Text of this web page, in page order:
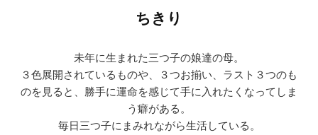
ちきり
未年に生まれた三つ子の娘達の母。
３色展開されているものや、３つお揃い、ラスト３つのも
のを見ると、勝手に運命を感じて手に入れたくなってしま
う癖がある。
毎日三つ子にまみれながら生活している。